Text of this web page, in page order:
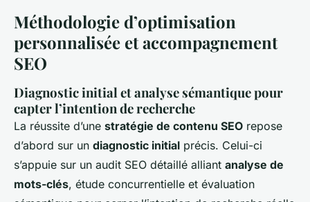
Méthodologie d’optimisation
personnalisée et accompagnement
SEO
Diagnostic initial et analyse sémantique pour
capter l’intention de recherche
La réussite d’une stratégie de contenu SEO repose
d’abord sur un diagnostic initial précis. Celui-ci
s’appuie sur un audit SEO détaillé alliant analyse de
mots-clés, étude concurrentielle et évaluation